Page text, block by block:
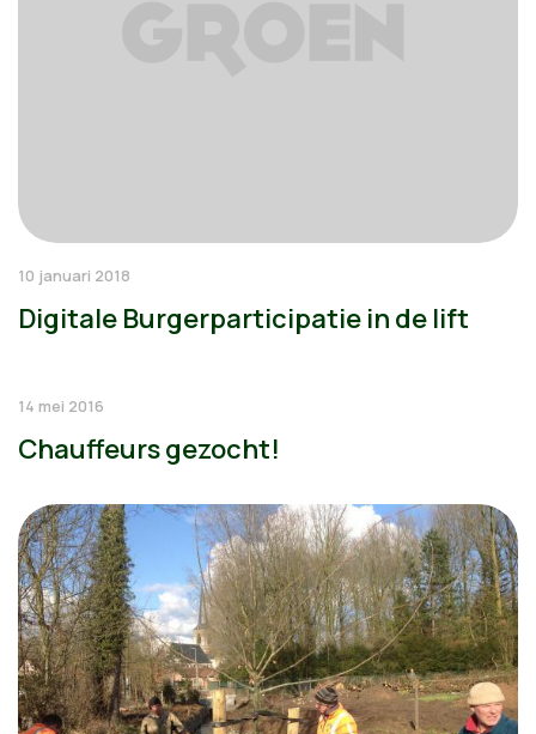
10 januari 2018
Digitale Burgerparticipatie in de lift
14 mei 2016
Chauffeurs gezocht!